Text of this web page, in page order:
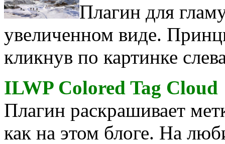
Плагин для
увеличенном виде.
кликнув по картинке
ILWP Colored Tag Cloud
Плагин раскрашивает
как на этом блоге. На